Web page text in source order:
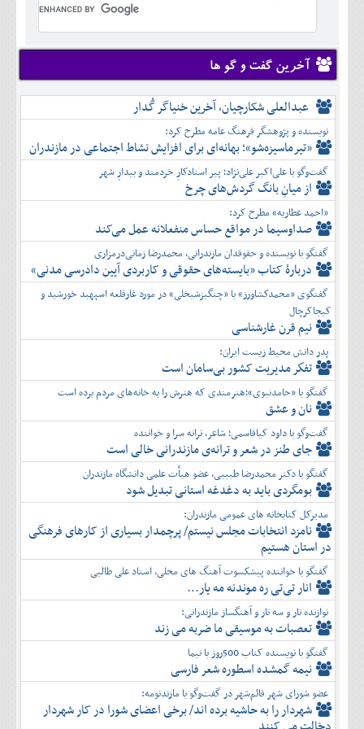
دی
بهمن
اسفند
آبان
آذر
دی
بهمن
اسفند
شهريور
مهر
آبان
آذر
دی
بهمن
اسفند
تير
مرداد
شهريور
مهر
آبان
آذر
دی
بهمن
اسفند
آخرین گفت و گو ها
عبدالعلی شکارچیان، آخرین خنیاگر گُدار
نویسنده و پژوهشگر فرهنگ عامه مطرح کرد:
«تیرماسیزه‌شو»؛ بهانه‌ای برای افزایش نشاط اجتماعی در مازندران
گفت‌وگو با علی‌اکبر علی‌نژاد؛ پیر استادکارِ خردمند و بیدارِ شهر
از میانِ بانگ گردش‌های چرخ
«احمد عطاریه» مطرح کرد:
صداوسیما در مواقع حساس منفعلانه عمل می‌کند
گفتگو با نویسنده و حقوقدان مازندرانی، محمدرضا زمانی‌درمزاری
دربارۀ کتاب ”بایسته‌های حقوقی و کاربردی آیین دادرسی مدنی»
گفتگوی «محمدکشاورز» با «چنگیزشیخلی» در مورد غارقلعه اسپهبد خورشید و
کیجاکرچال
نیم قرن غارشناسی
پدر دانش محیط زیست ایران:
تفكر مديريت کشور بی‌سامان است
گفتگو با «حامدنبوی»؛هنرمندی که هنرش را به خانه‌های مردم برده است
نان و عشق
گفت‌وگو با داود کیاقاسمی؛ شاعر، ترانه سرا و خواننده
جای طنز در شعر و ترانه‌ی مازندرانی خالی است
گفتگو با دکتر محمدرضا طبیبی، عضو هیأت علمی دانشگاه مازندران
بومگردی باید به دغدغه استانی تبدیل شود
مدیرکل کتابخانه های عمومی مازندران:
نامزد انتخابات مجلس نیستم/ پرچمدار بسیاری از کارهای فرهنگی
در استان هستیم
گفتگو با خواننده پیشکسوت آهنگ های محلی، استاد علی طالبی
انار تی‌تی ره موندنه مه یار...
نوازنده تار و سه تار و آهنگساز مازندرانی:
تعصبات به موسیقی ما ضربه می زند
گفتگو با نویسنده کتاب 500روز با نیما
نیمه گمشده اسطوره شعر فارسی
عضو شورای شهر قائم‌شهر در گفت‌و‌گو با مازندنومه:
شهردار را به حاشیه برده اند/ برخی اعضای شورا در کار شهردار